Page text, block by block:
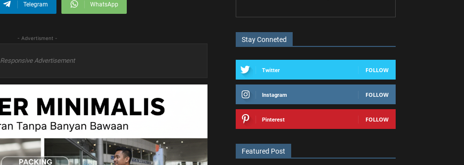
Telegram WhatsApp
- Advertisment -
Responsive Advertisement
Stay Conneted
Twitter FOLLOW
Instagram FOLLOW
Pinterest FOLLOW
Featured Post